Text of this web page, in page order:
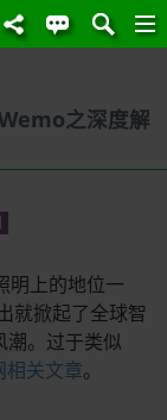
之深度解
明上的地位一
就掀起了全球智
潮。过于类似
相关文章。